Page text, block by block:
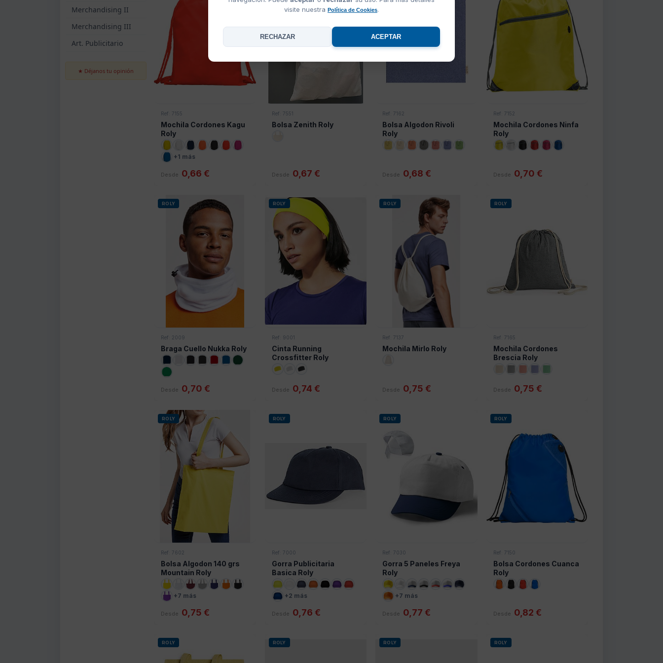
visite nuestra Política de Cookies.
RECHAZAR ACEPTAR
Merchandising II
Merchandising III
Art. Publicitario
★ Déjanos tu opinión
Ref: 7155
Mochila Cordones Kagu
Roly
+1 más
Desde 0,66 €
Ref: 7551
Bolsa Zenith Roly
Desde 0,67 €
Ref: 7162
Bolsa Algodon Rivoli
Roly
Desde 0,68 €
Ref: 7152
Mochila Cordones Ninfa
Roly
Desde 0,70 €
ROLY
Ref: 2009
Braga Cuello Nukka Roly
Desde 0,70 €
ROLY
Ref: 9001
Cinta Running
Crossfitter Roly
Desde 0,74 €
ROLY
Ref: 7137
Mochila Mirlo Roly
Desde 0,75 €
ROLY
Ref: 7165
Mochila Cordones
Brescia Roly
Desde 0,75 €
ROLY
Ref: 7602
Bolsa Algodon 140 grs
Mountain Roly
+7 más
Desde 0,75 €
ROLY
Ref: 7000
Gorra Publicitaria
Basica Roly
+2 más
Desde 0,76 €
ROLY
Ref: 7030
Gorra 5 Paneles Freya
Roly
+7 más
Desde 0,77 €
ROLY
Ref: 7150
Bolsa Cordones Cuanca
Roly
Desde 0,82 €
ROLY ROLY ROLY ROLY